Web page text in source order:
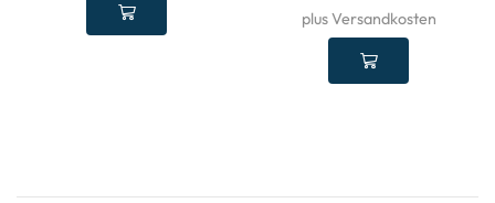
plus Versandkosten